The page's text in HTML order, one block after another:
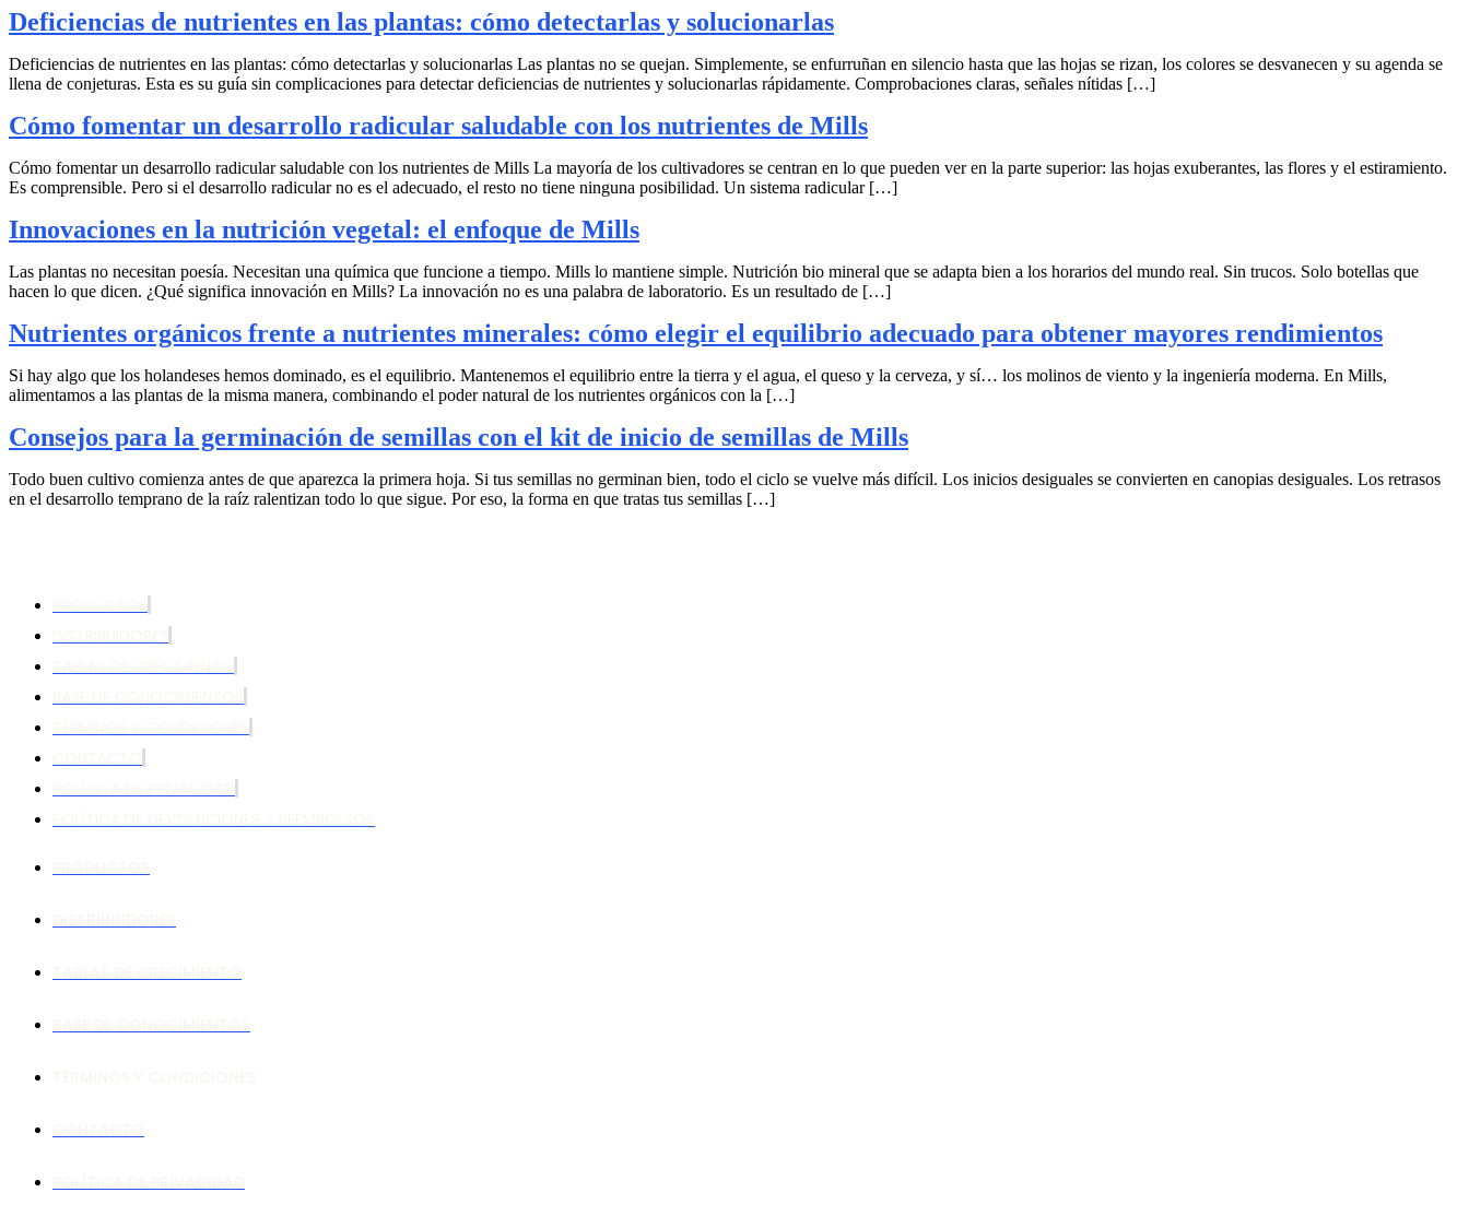
Deficiencias de nutrientes en las plantas: cómo detectarlas y solucionarlas
Deficiencias de nutrientes en las plantas: cómo detectarlas y solucionarlas Las plantas no se quejan. Simplemente, se enfurruñan en silencio hasta que las hojas se rizan, los colores se desvanecen y su agenda se
llena de conjeturas. Esta es su guía sin complicaciones para detectar deficiencias de nutrientes y solucionarlas rápidamente. Comprobaciones claras, señales nítidas […]
Cómo fomentar un desarrollo radicular saludable con los nutrientes de Mills
Cómo fomentar un desarrollo radicular saludable con los nutrientes de Mills La mayoría de los cultivadores se centran en lo que pueden ver en la parte superior: las hojas exuberantes, las flores y el estiramiento.
Es comprensible. Pero si el desarrollo radicular no es el adecuado, el resto no tiene ninguna posibilidad. Un sistema radicular […]
Innovaciones en la nutrición vegetal: el enfoque de Mills
Las plantas no necesitan poesía. Necesitan una química que funcione a tiempo. Mills lo mantiene simple. Nutrición bio mineral que se adapta bien a los horarios del mundo real. Sin trucos. Solo botellas que
hacen lo que dicen. ¿Qué significa innovación en Mills? La innovación no es una palabra de laboratorio. Es un resultado de […]
Nutrientes orgánicos frente a nutrientes minerales: cómo elegir el equilibrio adecuado para obtener mayores rendimientos
Si hay algo que los holandeses hemos dominado, es el equilibrio. Mantenemos el equilibrio entre la tierra y el agua, el queso y la cerveza, y sí… los molinos de viento y la ingeniería moderna. En Mills,
alimentamos a las plantas de la misma manera, combinando el poder natural de los nutrientes orgánicos con la […]
Consejos para la germinación de semillas con el kit de inicio de semillas de Mills
Todo buen cultivo comienza antes de que aparezca la primera hoja. Si tus semillas no germinan bien, todo el ciclo se vuelve más difícil. Los inicios desiguales se convierten en canopias desiguales. Los retrasos
en el desarrollo temprano de la raíz ralentizan todo lo que sigue. Por eso, la forma en que tratas tus semillas […]